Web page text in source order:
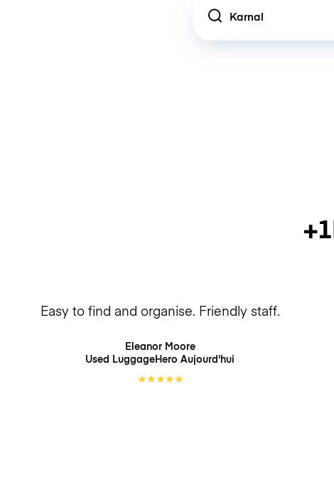
Location
Easy to find and organise. Friendly staff.
Eleanor Moore
Used LuggageHero Aujourd'hui
★★★★★